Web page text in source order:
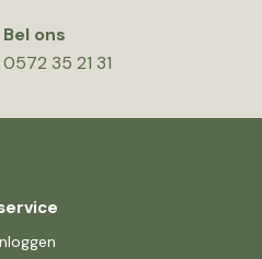
Bel ons
0572 35 21 31